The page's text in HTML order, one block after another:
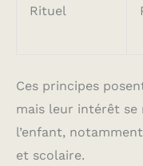
Rituel
Ces principes
mais leur intérêt se
l’enfant,
et scolaire.